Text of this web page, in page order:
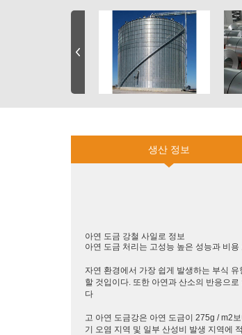
생산 정보
아연 도금 강철 사일로 정보
아연 도금 처리는 고성능 높은 성능과 비
자연 환경에서 가장 쉽게 발생하는 부식
할 것입이다. 또한 아연과 산소의 반응으
다
고 아연 도금강은 아연 도금이 275g / m2
기 오염 지역 및 일부 산성비 발생 지역에